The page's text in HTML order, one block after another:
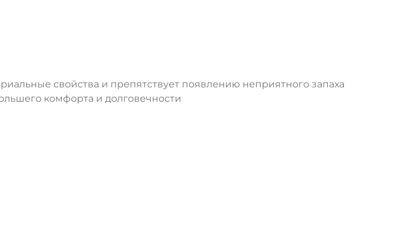
свойства и препятствует появлению неприятного запаха
комфорта и долговечности